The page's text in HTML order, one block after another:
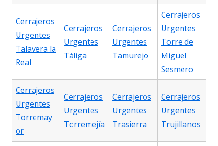
Cerrajeros
Urgentes
Talavera la
Real
Cerrajeros
Urgentes
Táliga
Cerrajeros
Urgentes
Tamurejo
Cerrajeros
Urgentes
Torre de
Miguel
Sesmero
Cerrajeros
Urgentes
Torremay
or
Cerrajeros
Urgentes
Torremejía
Cerrajeros
Urgentes
Trasierra
Cerrajeros
Urgentes
Trujillanos